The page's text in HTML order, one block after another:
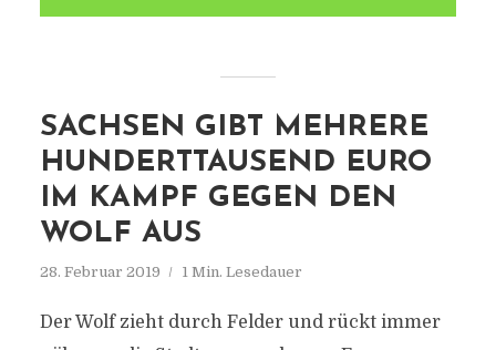
SACHSEN GIBT MEHRERE
HUNDERTTAUSEND EURO
IM KAMPF GEGEN DEN
WOLF AUS
28. Februar 2019 1 Min. Lesedauer
Der Wolf zieht durch Felder und rückt immer